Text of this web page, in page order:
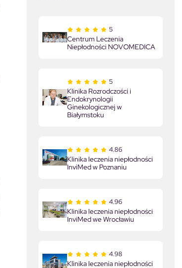
5
Centrum Leczenia
Niepłodności NOVOMEDICA
5
Klinika Rozrodczości i
Endokrynologii
Ginekologicznej w
Białymstoku
4.86
Klinika leczenia niepłodności
InviMed w Poznaniu
4.96
Klinika leczenia niepłodności
InviMed we Wrocławiu
4.98
Klinika leczenia niepłodności